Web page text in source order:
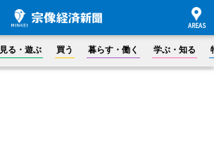
見る・遊ぶ 買う 暮らす・働く 学ぶ・知る